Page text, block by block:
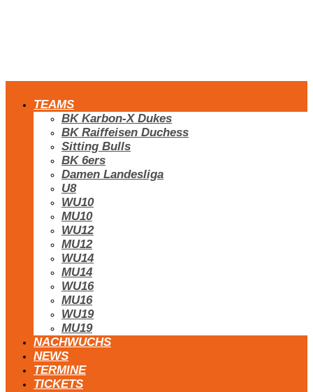
TEAMS
BK Karbon-X Dukes
BK Raiffeisen Duchess
Sitting Bulls
BK 6ers
Damen Landesliga
U8
WU10
MU10
WU12
MU12
WU14
MU14
WU16
MU16
WU19
MU19
NACHWUCHS
NEWS
TERMINE
TICKETS